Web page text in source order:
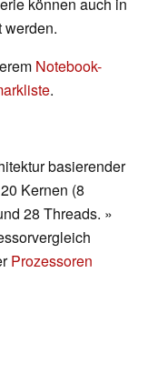
werden.
Notebook-
.
basierender
Kernen (8
28 Threads. »
Prozessoren